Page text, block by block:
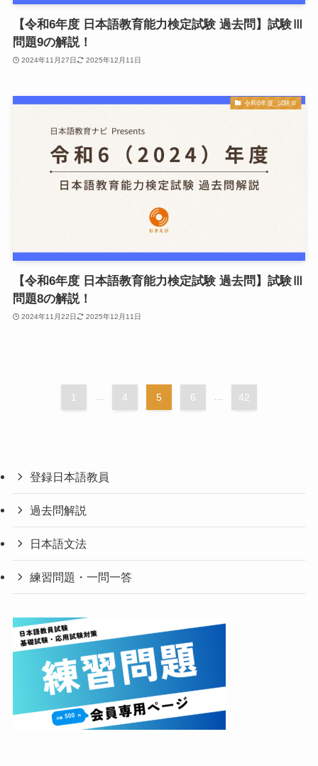
【令和6年度 日本語教育能力検定試験 過去問】試験Ⅲ
問題9の解説！
2024年11月27日 2025年12月11日
令和6年度_試験Ⅲ
【令和6年度 日本語教育能力検定試験 過去問】試験Ⅲ
問題8の解説！
2024年11月22日 2025年12月11日
1 ... 4 5 6 ... 42
登録日本語教員
過去問解説
日本語文法
練習問題・一問一答